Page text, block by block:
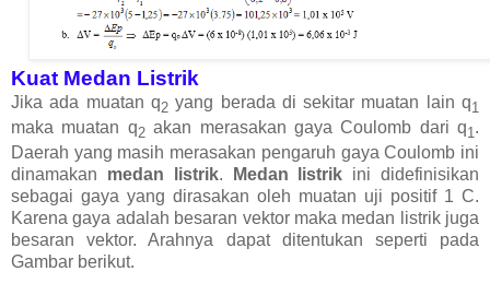
Kuat Medan Listrik
Jika ada muatan q2yang berada di sekitar muatan lain q1
maka muatan q2akan merasakan gaya Coulomb dari q1.
Daerah yang masih merasakan pengaruh gaya Coulomb ini
dinamakan medan listrik. Medan listrik ini didefinisikan
sebagai gaya yang dirasakan oleh muatan uji positif 1 C.
Karena gaya adalah besaran vektor maka medan listrik juga
besaran vektor. Arahnya dapat ditentukan seperti pada
Gambar berikut.